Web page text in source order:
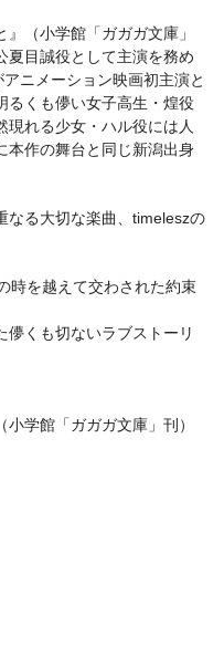
（小学館「ガガガ文庫」
夏目誠役として主演を務め
ニメーション映画初主演と
るくも儚い女子高生・煌役
現れる少女・ハル役には人
本作の舞台と同じ新潟出身
なる大切な楽曲、timeleszの
時を越えて交わされた約束
くも切ないラブストーリ
学館「ガガガ文庫」刊）